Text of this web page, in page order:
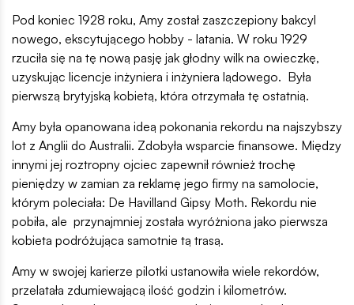
Pod koniec 1928 roku, Amy został zaszczepiony bakcyl
nowego, ekscytującego hobby - latania. W roku 1929
rzuciła się na tę nową pasję jak głodny wilk na owieczkę,
uzyskując licencje inżyniera i inżyniera lądowego. Była
pierwszą brytyjską kobietą, która otrzymała tę ostatnią.
Amy była opanowana ideą pokonania rekordu na najszybszy
lot z Anglii do Australii. Zdobyła wsparcie finansowe. Między
innymi jej roztropny ojciec zapewnił również trochę
pieniędzy w zamian za reklamę jego firmy na samolocie,
którym poleciała: De Havilland Gipsy Moth. Rekordu nie
pobiła, ale przynajmniej została wyróżniona jako pierwsza
kobieta podróżująca samotnie tą trasą.
Amy w swojej karierze pilotki ustanowiła wiele rekordów,
przelatała zdumiewającą ilość godzin i kilometrów.